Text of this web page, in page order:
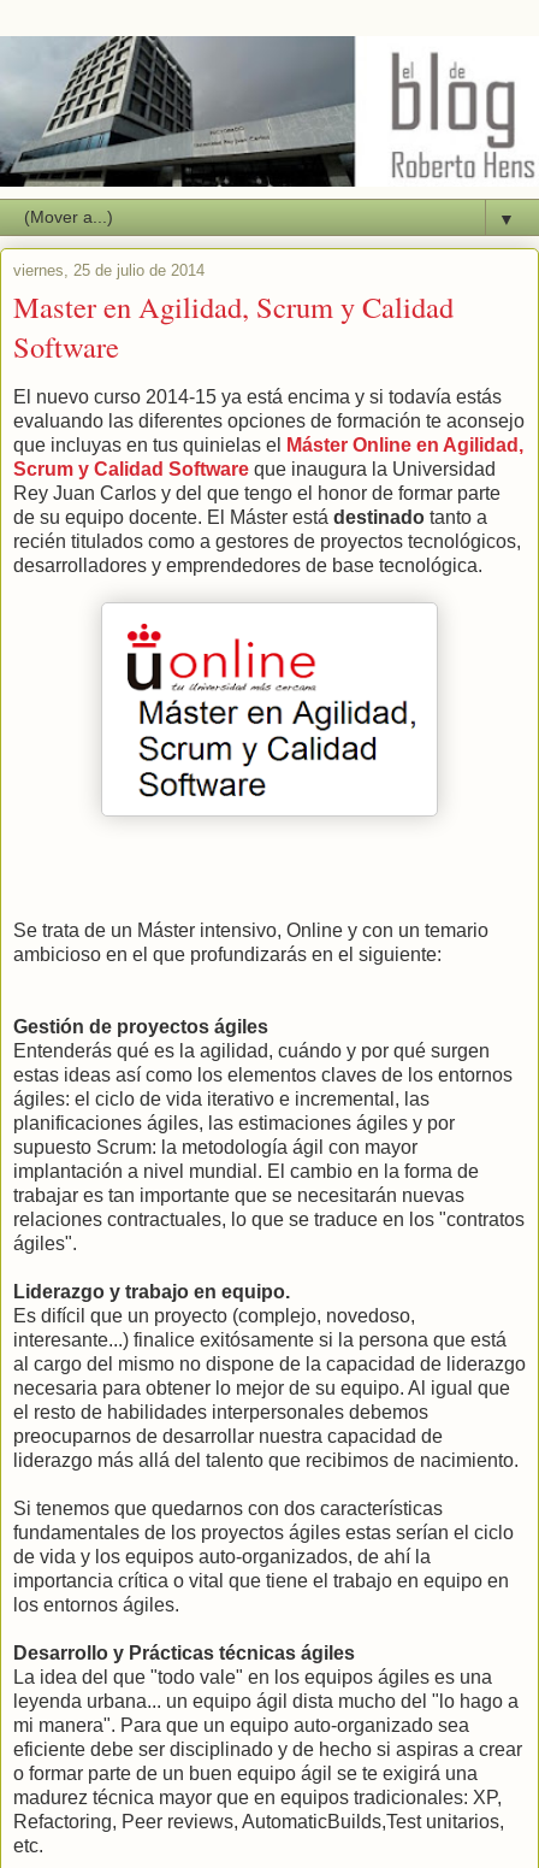
▼
viernes, 25 de julio de 2014
Master en Agilidad, Scrum y Calidad
Software
El nuevo curso 2014-15 ya está encima y si todavía estás
evaluando las diferentes opciones de formación te aconsejo
que incluyas en tus quinielas el
Máster Online en Agilidad,
Scrum y Calidad Software que inaugura la Universidad
Rey Juan Carlos y del que tengo el honor de formar parte
de su equipo docente. El Máster está destinado tanto a
recién titulados como a gestores de proyectos tecnológicos,
desarrolladores y emprendedores de base tecnológica.
Se trata de un Máster intensivo, Online y con un temario
ambicioso en el que profundizarás en el siguiente:
Gestión de proyectos ágiles
Entenderás qué es la agilidad, cuándo y por qué surgen
estas ideas así como los elementos claves de los entornos
ágiles: el ciclo de vida iterativo e incremental, las
planificaciones ágiles, las estimaciones ágiles y por
supuesto Scrum: la metodología ágil con mayor
implantación a nivel mundial. El cambio en la forma de
trabajar es tan importante que se necesitarán nuevas
relaciones contractuales, lo que se traduce en los "contratos
ágiles".
Liderazgo y trabajo en equipo.
Es difícil que un proyecto (complejo, novedoso,
interesante...) finalice exitósamente si la persona que está
al cargo del mismo no dispone de la capacidad de liderazgo
necesaria para obtener lo mejor de su equipo. Al igual que
el resto de habilidades interpersonales debemos
preocuparnos de desarrollar nuestra capacidad de
liderazgo más allá del talento que recibimos de nacimiento.
Si tenemos que quedarnos con dos características
fundamentales de los proyectos ágiles estas serían el ciclo
de vida y los equipos auto-organizados, de ahí la
importancia crítica o vital que tiene el trabajo en equipo en
los entornos ágiles.
Desarrollo y Prácticas técnicas ágiles
La idea del que "todo vale" en los equipos ágiles es una
leyenda urbana... un equipo ágil dista mucho del "lo hago a
mi manera". Para que un equipo auto-organizado sea
eficiente debe ser disciplinado y de hecho si aspiras a crear
o formar parte de un buen equipo ágil se te exigirá una
madurez técnica mayor que en equipos tradicionales: XP,
Refactoring, Peer reviews, AutomaticBuilds,Test unitarios,
etc.